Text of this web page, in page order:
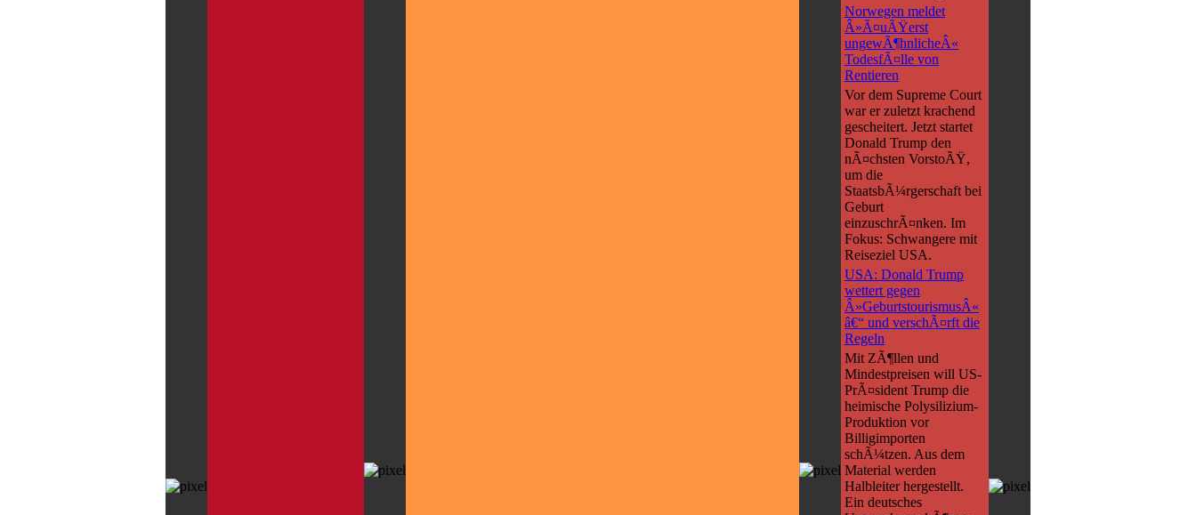
Norwegen meldet
Â»Ã¤uÃŸerst
ungewÃ¶hnlicheÂ«
TodesfÃ¤lle von
Rentieren
Vor dem Supreme Court
war er zuletzt krachend
gescheitert. Jetzt startet
Donald Trump den
nÃ¤chsten VorstoÃŸ,
um die
StaatsbÃ¼rgerschaft bei
Geburt
einzuschrÃ¤nken. Im
Fokus: Schwangere mit
Reiseziel USA.
USA: Donald Trump
wettert gegen
Â»GeburtstourismusÂ«
â€“ und verschÃ¤rft die
Regeln
Mit ZÃ¶llen und
Mindestpreisen will US-
PrÃ¤sident Trump die
heimische Polysilizium-
Produktion vor
Billigimporten
schÃ¼tzen. Aus dem
Material werden
Halbleiter hergestellt.
Ein deutsches